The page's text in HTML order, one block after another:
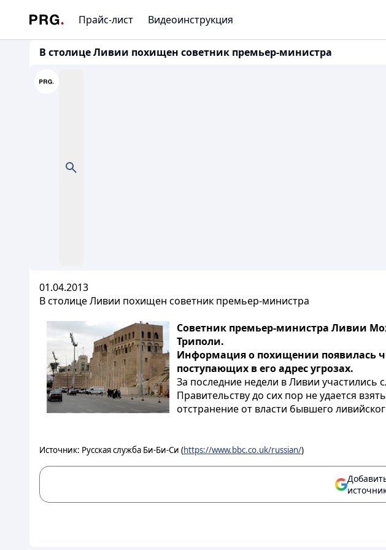
Прайс-лист Видеоинструкция
В столице Ливии похищен советник премьер-министра
01.04.2013
В столице Ливии похищен советник премьер-министра
Советник премьер-министра Ливии
Триполи.
Информация о похищении появилась
поступающих в его адрес угрозах.
За последние недели в Ливии
Правительству до сих пор не удается
отстранение от власти бывшего
Источник: Русская служба Би-Би-Си (https://www.bbc.co.uk/russian/)